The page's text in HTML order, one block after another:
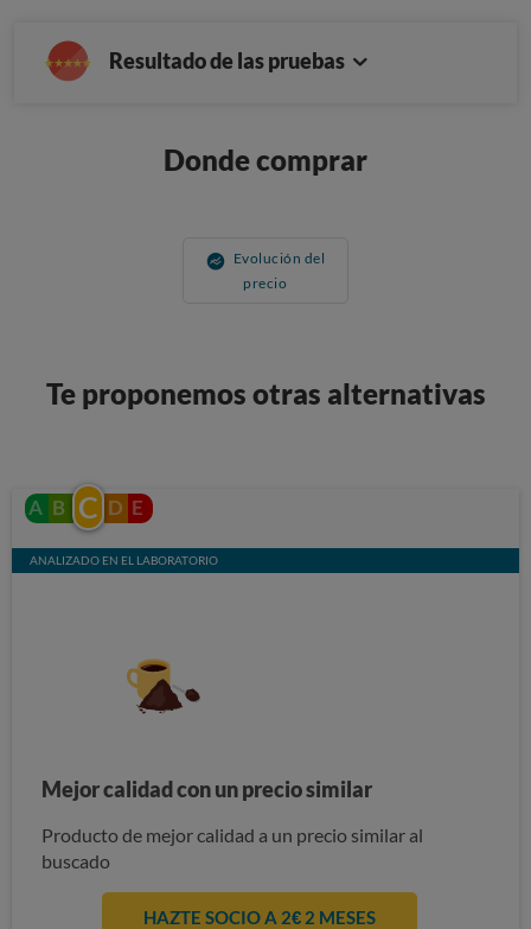
Resultado de las pruebas
Donde comprar
Evolución del
precio
Te proponemos otras alternativas
A B C D E
ANALIZADO EN EL LABORATORIO
Mejor calidad con un precio similar
Producto de mejor calidad a un precio similar al
buscado
HAZTE SOCIO A 2€ 2 MESES